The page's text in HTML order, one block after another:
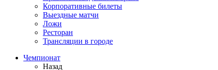
Корпоративные билеты
Выездные матчи
Ложи
Ресторан
Трансляции в городе
Чемпионат
Назад